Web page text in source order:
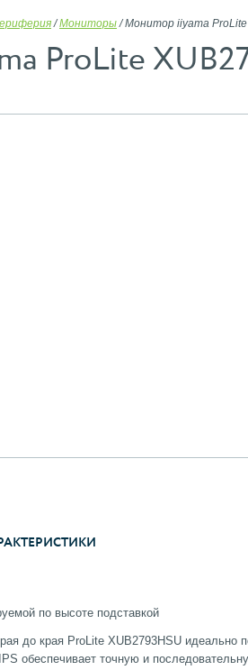
/Мониторы /Монитор iiyama ProLite
ProLite
по высоте подставкой
до края ProLite XUB2793HSU идеально
обеспечивает точную и